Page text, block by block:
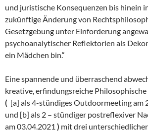
und juristische Konsequenzen bis hinein
zukünftige Änderung von
Gesetzgebung unter Einforderung
psychoanalytischer Reflektorien als
ein Mädchen bin.“
Eine spannende und überraschend
kreative, erfindungsreiche Philosophische
( [a] als 4-stündiges Outdoormeeting am
und [b] als 2 – stündiger postreflexiver
am 03.04.2021 ) mit drei